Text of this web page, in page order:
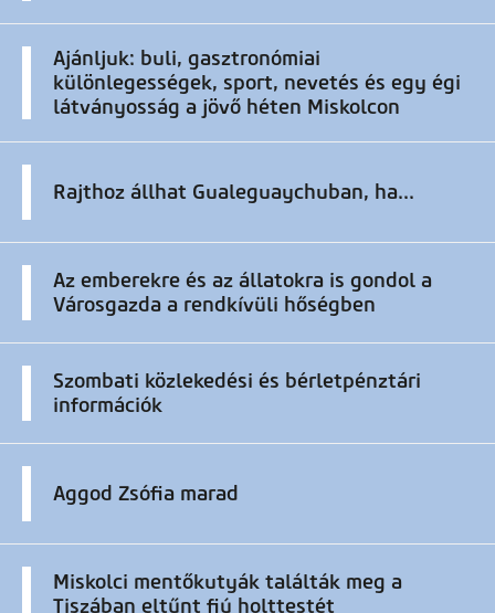
Ajánljuk: buli, gasztronómiai
különlegességek, sport, nevetés és egy égi
látványosság a jövő héten Miskolcon
Rajthoz állhat Gualeguaychuban, ha...
Az emberekre és az állatokra is gondol a
Városgazda a rendkívüli hőségben
Szombati közlekedési és bérletpénztári
információk
Aggod Zsófia marad
Miskolci mentőkutyák találták meg a
Tiszában eltűnt fiú holttestét